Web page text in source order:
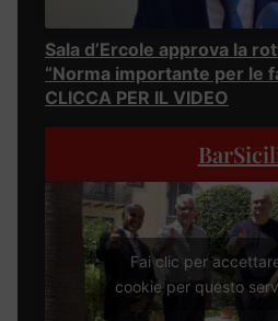
Sala d’Ercole approva la
“Norma importante per le
CLICCA PER IL VIDEO
Fai clic per
cookie per questo